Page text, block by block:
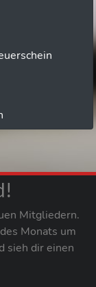
Mitgliedern.
Monats um
sieh dir einen